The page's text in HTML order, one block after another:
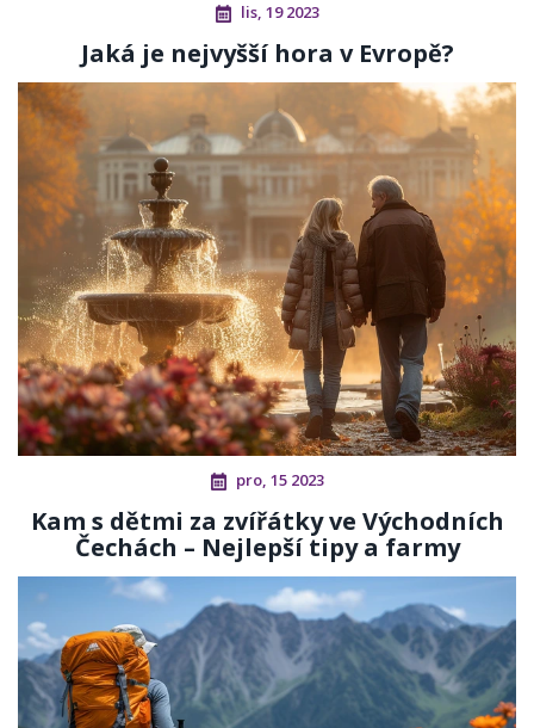
lis, 19 2023
Jaká je nejvyšší hora v Evropě?
pro, 15 2023
Kam s dětmi za zvířátky ve Východních
Čechách – Nejlepší tipy a farmy